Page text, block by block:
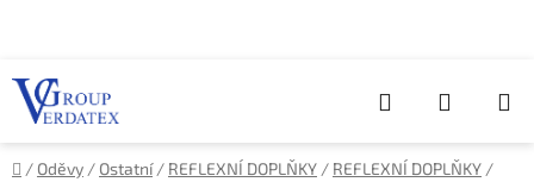
Hledat
KOŠÍK
Domů
/ Oděvy / Ostatní / REFLEXNÍ DOPLŇKY / REFLEXNÍ DOPLŇKY /